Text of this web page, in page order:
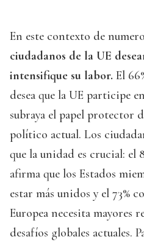
En este contexto de
ciudadanos de la UE
intensifique su labor. El
desea que la UE participe
subraya el papel protector
político actual. Los
que la unidad es crucial: el
afirma que los Estados
estar más unidos y el 73%
Europea necesita mayores
desafíos globales actuales.